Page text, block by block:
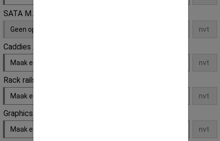
SATA M.2 SSD
Geen opties
Caddies / Trays
Maak een keuze
Rack rails
Maak een keuze
Graphics card
Maak een keuze